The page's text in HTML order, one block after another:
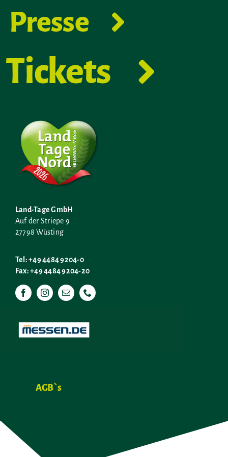
Presse
Tickets
Land-Tage GmbH
Auf der Striepe 9
27798 Wüsting
Tel: +49 4484 9204-0
Fax: +49 4484 9204-20
AGB`s